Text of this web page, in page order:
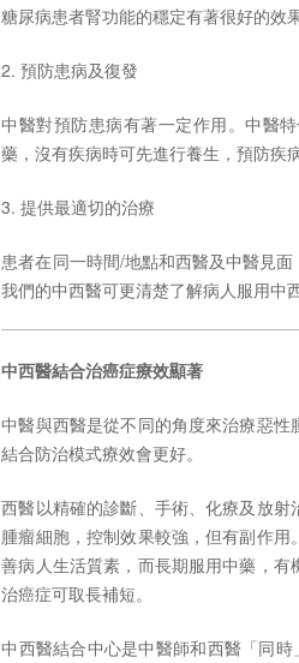
糖尿病患者腎功能的穩定有著很好的效
2.預防患病及復發
中醫對預防患病有著一定作用。中醫
藥，沒有疾病時可先進行養生，預防疾
3.提供最適切的治療
患者在同一時間/地點和西醫及中醫見面
我們的中西醫可更清楚了解病人服用中
中西醫結合治癌症療效顯著
中醫與西醫是從不同的角度來治療惡
結合防治模式療效會更好。
西醫以精確的診斷、手術、化療及放
腫瘤細胞，控制效果較強，但有副作
善病人生活質素，而長期服用中藥，
治癌症可取長補短。
中西醫結合中心是中醫師和西醫「同